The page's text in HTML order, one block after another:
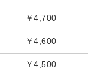
￥4,700
￥4,600
￥4,500